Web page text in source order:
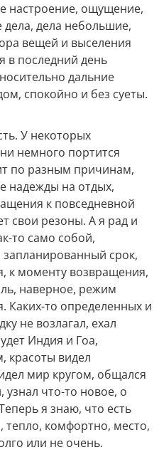
настроение, ощущение,
дела, дела небольшие,
вещей и выселения
в последний день
дальние
спокойно и без суеты.
У некоторых
немного портится
по разным причинам,
надежды на отдых,
к повседневной
свои резоны. А я рад и
то само собой,
запланированный срок,
к моменту возвращения,
наверное, режим
Каких-то определенных и
не возлагал, ехал
Индия и Гоа,
красоты видел
мир кругом, общался
что-то новое, о
я знаю, что есть
тепло, комфортно, место,
или не очень.